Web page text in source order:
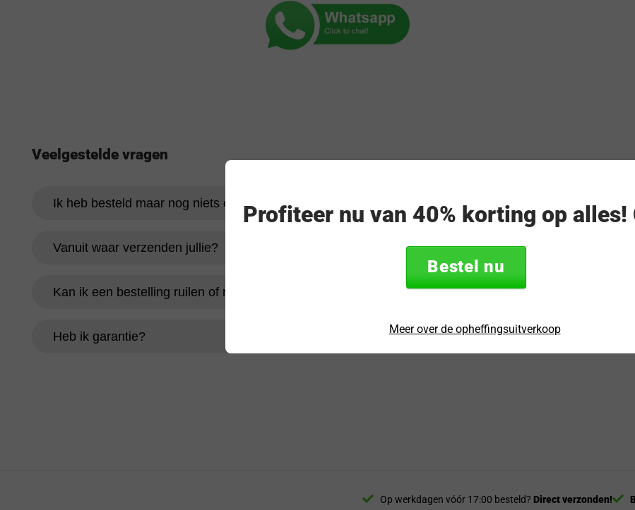
Veelgestelde vragen
Ik heb besteld maar nog niets ontvangen
Vanuit waar verzenden jullie?
Kan ik een bestelling ruilen of retourneren?
Heb ik garantie?
Op werkdagen vóór 17:00 besteld? Direct verzonden!
Profiteer nu van 40% korting op alles!
Bestel nu
Meer over de opheffingsuitverkoop